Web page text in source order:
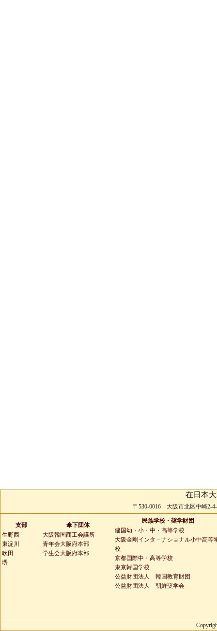
在日本
〒530-0016 大阪市北区中崎2-
支部
生野西
東淀川
吹田
堺
傘下団体
大阪韓国商工会議所
青年会大阪府本部
学生会大阪府本部
民族学校・奨学財団
建国幼・小・中・高等学校
大阪金剛インタ－ナショナル小中高等
校
京都国際中・高等学校
東京韓国学校
公益財団法人 韓国教育財団
公益財団法人 朝鮮奨学会